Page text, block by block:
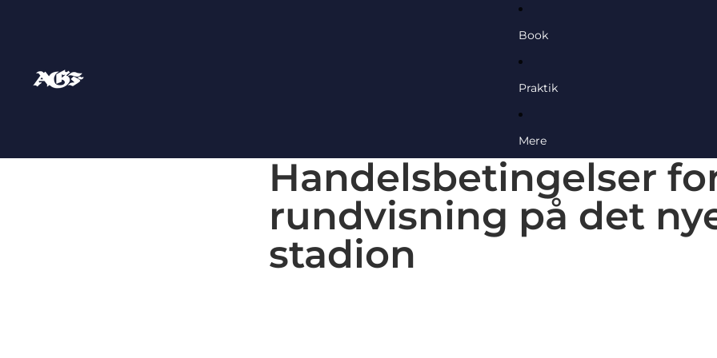
Book
Praktik
Mere
Handelsbetingelser
rundvisning på det
stadion